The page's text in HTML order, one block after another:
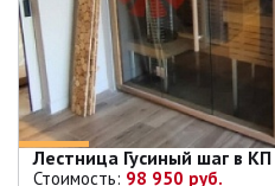
Лестница Гусиный шаг в
Стоимость: 98 950 руб.